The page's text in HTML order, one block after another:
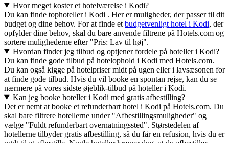
Hvor meget koster et hotelværelse i Kodi?
Du kan finde tophoteller i Kodi . Her er muligheder, der passer til dit
budget og dine behov. For at finde et budgetvenligt hotel i Kodi, der
opfylder dine behov, skal du bare anvende filtrene på Hotels.com og
sortere mulighederne efter "Pris: Lav til høj".
Hvordan finder jeg tilbud og optjener fordele på hoteller i Kodi?
Du kan finde gode tilbud på hotelophold i Kodi med Hotels.com.
Du kan også kigge på hotelpriser midt på ugen eller i lavsæsonen for
at finde gode tilbud. Hvis du vil booke en spontan rejse, kan du se
nærmere på vores sidste øjeblik-tilbud på hoteller i Kodi.
Kan jeg booke hoteller i Kodi med gratis afbestilling?
Det er nemt at booke et refunderbart hotel i Kodi på Hotels.com. Du
skal bare filtrere hotellerne under "Afbestillingsmuligheder" og
vælge "Fuldt refunderbart overnatningssted". Størstedelen af
hotellerne tilbyder gratis afbestilling, så du får en refusion, hvis du er